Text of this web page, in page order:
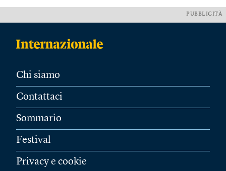
PUBBLICITÀ
Chi siamo
Contattaci
Sommario
Festival
Privacy e cookie